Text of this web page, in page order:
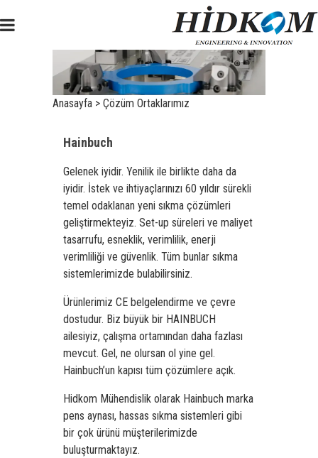
Anasayfa > Çözüm Ortaklarımız
Hainbuch
Gelenek iyidir. Yenilik ile birlikte daha da
iyidir. İstek ve ihtiyaçlarınızı 60 yıldır sürekli
temel odaklanan yeni sıkma çözümleri
geliştirmekteyiz. Set-up süreleri ve maliyet
tasarrufu, esneklik, verimlilik, enerji
verimliliği ve güvenlik. Tüm bunlar sıkma
sistemlerimizde bulabilirsiniz.
Ürünlerimiz CE belgelendirme ve çevre
dostudur. Biz büyük bir HAINBUCH
ailesiyiz, çalışma ortamından daha fazlası
mevcut. Gel, ne olursan ol yine gel.
Hainbuch’un kapısı tüm çözümlere açık.
Hidkom Mühendislik olarak Hainbuch marka
pens aynası, hassas sıkma sistemleri gibi
bir çok ürünü müşterilerimizde
buluşturmaktayız.